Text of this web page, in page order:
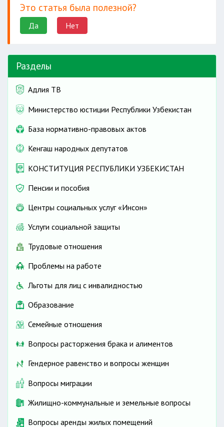
Это статья была полезной?
Да Нет
Разделы
Адлия ТВ
Министерство юстиции Республики Узбекистан
База нормативно-правовых актов
Кенгаш народных депутатов
КОНСТИТУЦИЯ РЕСПУБЛИКИ УЗБЕКИСТАН
Пенсии и пособия
Центры социальных услуг «Инсон»
Услуги социальной защиты
Трудовые отношения
Проблемы на работе
Льготы для лиц с инвалидностью
Образование
Семейные отношения
Вопросы расторжения брака и алиментов
Гендерное равенство и вопросы женщин
Вопросы миграции
Жилищно-коммунальные и земельные вопросы
Вопросы аренды жилых помещений